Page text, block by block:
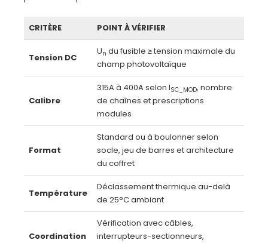
CRITÈRE POINT À VÉRIFIER
Tension DC
Un du fusible ≥ tension maximale du
champ photovoltaïque
Calibre
315A à 400A selon ISC_MOD, nombre
de chaînes et prescriptions
modules
Format
Standard ou à boulonner selon
socle, jeu de barres et architecture
du coffret
Température
Déclassement thermique au-delà
de 25°C ambiant
Coordination
Vérification avec câbles,
interrupteurs-sectionneurs,